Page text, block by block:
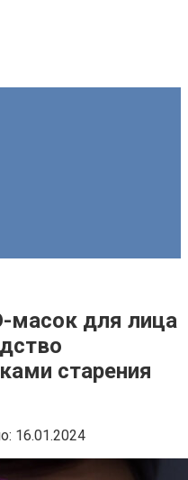
масок для лица
старения
16.01.2024